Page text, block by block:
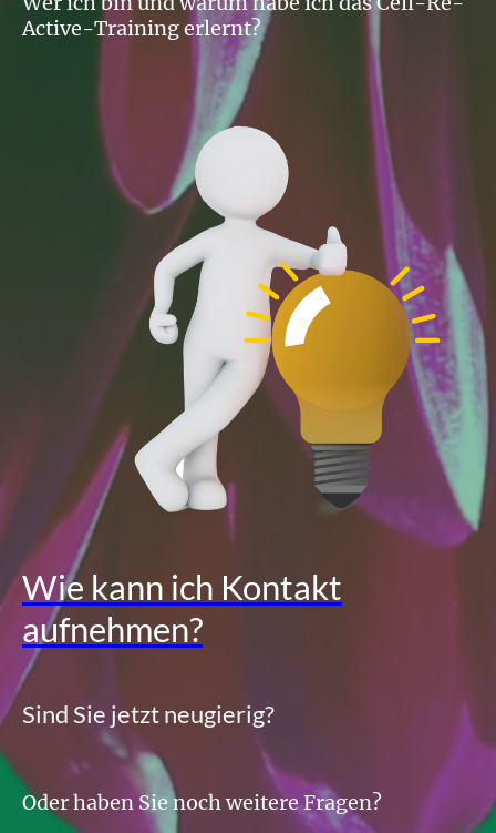
Active-Training erlernt?
Wie kann ich Kontakt
aufnehmen?
Sind Sie jetzt neugierig?
Oder haben Sie noch weitere Fragen?